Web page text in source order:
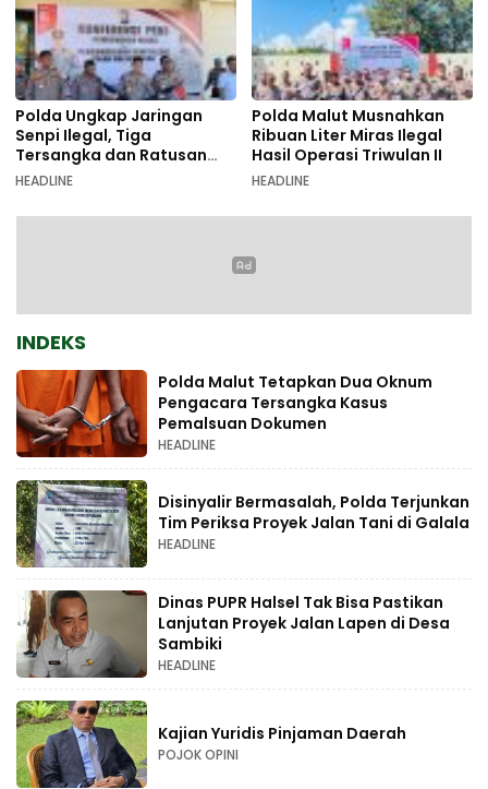
Polda Ungkap Jaringan
Senpi Ilegal, Tiga
Tersangka dan Ratusan
Amunisi Diamankan
HEADLINE
Polda Malut Musnahkan
Ribuan Liter Miras Ilegal
Hasil Operasi Triwulan II
HEADLINE
INDEKS
Polda Malut Tetapkan Dua Oknum
Pengacara Tersangka Kasus
Pemalsuan Dokumen
HEADLINE
Disinyalir Bermasalah, Polda Terjunkan
Tim Periksa Proyek Jalan Tani di Galala
HEADLINE
Dinas PUPR Halsel Tak Bisa Pastikan
Lanjutan Proyek Jalan Lapen di Desa
Sambiki
HEADLINE
Kajian Yuridis Pinjaman Daerah
POJOK OPINI